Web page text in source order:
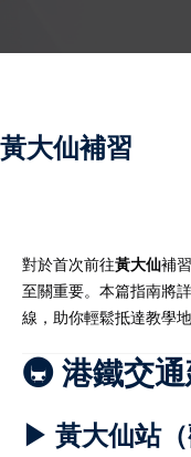
黃大仙補習
對於首次前往黃大仙補
至關重要。本篇指南將
線，助你輕鬆抵達教學地
🚇 港鐵交
▶ 黃大仙站（